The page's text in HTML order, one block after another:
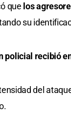
que los
su
policial recibió
del